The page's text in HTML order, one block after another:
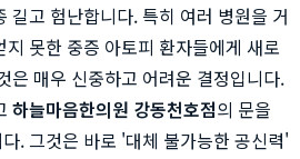
길고 험난합니다. 특히 여러 병원을 거
못한 중증 아토피 환자들에게 새로
은 매우 신중하고 어려운 결정입니다.
하늘마음한의원 강동천호점의 문을
. 그것은 바로 '대체 불가능한 공신력'